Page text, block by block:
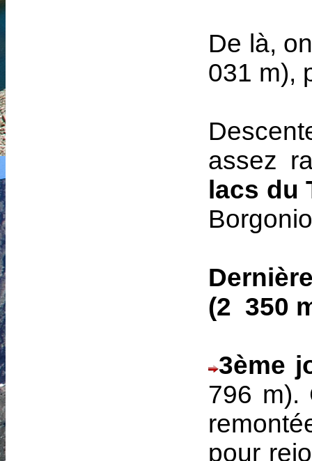
De là,
031 m),
assez
lacs du
(2 350
3ème
796 m).
pour